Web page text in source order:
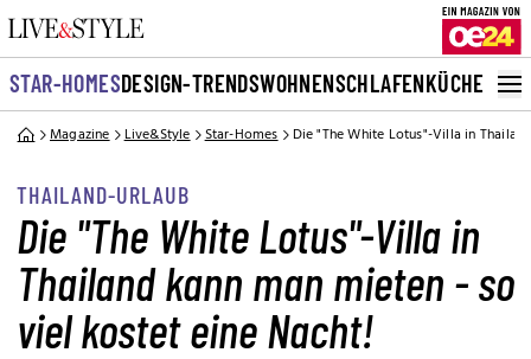
STAR-HOMESDESIGN-TRENDSWOHNENSCHLAFENKÜCHE BAD
Magazine Live&Style Star-Homes Die "The White Lotus"-Villa in
THAILAND-URLAUB
Die "The White Lotus"-Villa in
Thailand kann man mieten - so
viel kostet eine Nacht!